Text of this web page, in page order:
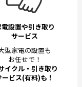
設置や引き取り
サービス
型家電の設置も
お任せで！
イクル・引き取り
ービス(有料)も！